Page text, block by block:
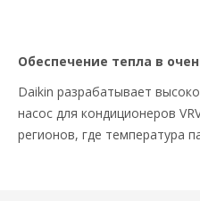
Обеспечение тепла в
Daikin разрабатывает
насос для кондиционеров
регионов, где температура